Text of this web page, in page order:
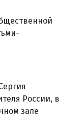
России, в
зале